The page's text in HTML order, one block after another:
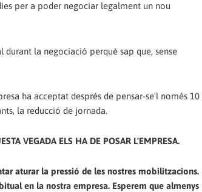
per a poder negociar legalment un nou
la negociació perquè sap que, sense
ha acceptat després de pensar-se'l només 10
la reducció de jornada.
VEGADA ELS HA DE POSAR L'EMPRESA.
aturar la pressió de les nostres mobilitzacions.
en la nostra empresa. Esperem que almenys